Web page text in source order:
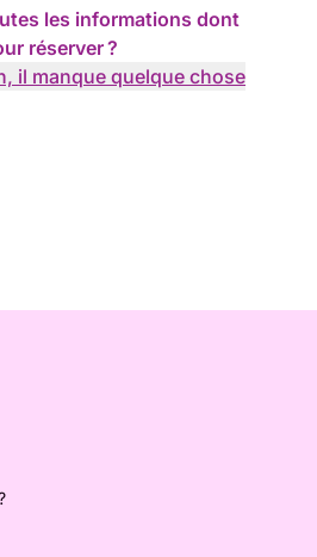
les informations dont
réserver ?
il manque quelque chose